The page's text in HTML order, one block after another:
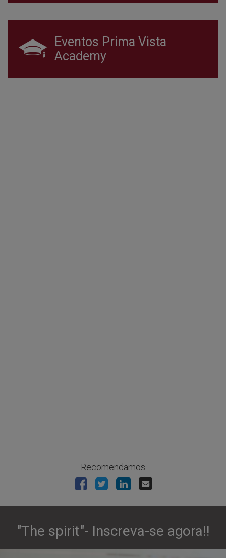
Eventos Prima Vista
Academy
Recomendamos
"The spirit"- Inscreva-se agora!!